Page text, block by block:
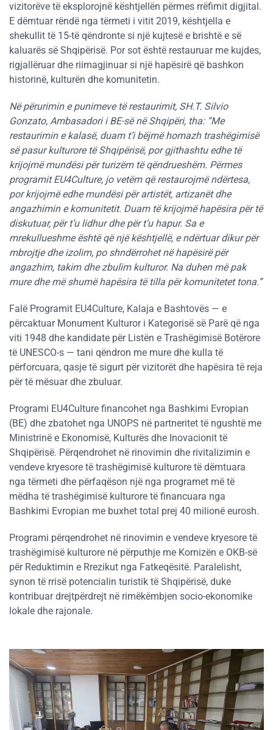
vizitorëve të eksplorojnë kështjellën përmes rrëfimit digjital.
E dëmtuar rëndë nga tërmeti i vitit 2019, kështjella e
shekullit të 15-të qëndronte si një kujtesë e brishtë e së
kaluarës së Shqipërisë. Por sot është restauruar me kujdes,
rigjallëruar dhe riimagjinuar si një hapësirë ​​që bashkon
historinë, kulturën dhe komunitetin.
Në përurimin e punimeve të restaurimit, SH.T. Silvio
Gonzato, Ambasadori i BE-së në Shqipëri, tha: “Me
restaurimin e kalasë, duam t’i bëjmë homazh trashëgimisë
së pasur kulturore të Shqipërisë, por gjithashtu edhe të
krijojmë mundësi për turizëm të qëndrueshëm. Përmes
programit EU4Culture, jo vetëm që restaurojmë ndërtesa,
por krijojmë edhe mundësi për artistët, artizanët dhe
angazhimin e komunitetit. Duam të krijojmë hapësira për të
diskutuar, për t’u lidhur dhe për t’u hapur. Sa e
mrekullueshme është që një kështjellë, e ndërtuar dikur për
mbrojtje dhe izolim, po shndërrohet në hapësirë ​​për
angazhim, takim dhe zbulim kulturor. Na duhen më pak
mure dhe më shumë hapësira të tilla për komunitetet tona.”
Falë Programit EU4Culture, Kalaja e Bashtovës — e
përcaktuar Monument Kulturor i Kategorisë së Parë që nga
viti 1948 dhe kandidate për Listën e Trashëgimisë Botërore
të UNESCO-s — tani qëndron me mure dhe kulla të
përforcuara, qasje të sigurt për vizitorët dhe hapësira të reja
për të mësuar dhe zbuluar.
Programi EU4Culture financohet nga Bashkimi Evropian
(BE) dhe zbatohet nga UNOPS në partneritet të ngushtë me
Ministrinë e Ekonomisë, Kulturës dhe Inovacionit të
Shqipërisë. Përqendrohet në rinovimin dhe rivitalizimin e
vendeve kryesore të trashëgimisë kulturore të dëmtuara
nga tërmeti dhe përfaqëson një nga programet më të
mëdha të trashëgimisë kulturore të financuara nga
Bashkimi Evropian me buxhet total prej 40 milionë eurosh.
Programi përqendrohet në rinovimin e vendeve kryesore të
trashëgimisë kulturore në përputhje me Kornizën e OKB-së
për Reduktimin e Rrezikut nga Fatkeqësitë. Paralelisht,
synon të rrisë potencialin turistik të Shqipërisë, duke
kontribuar drejtpërdrejt në rimëkëmbjen socio-ekonomike
lokale dhe rajonale.